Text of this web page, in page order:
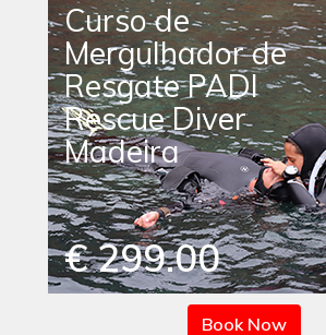
Curso de
Mergulhador de
Resgate PADI
Rescue Diver
Madeira
€ 299.00
Book Now